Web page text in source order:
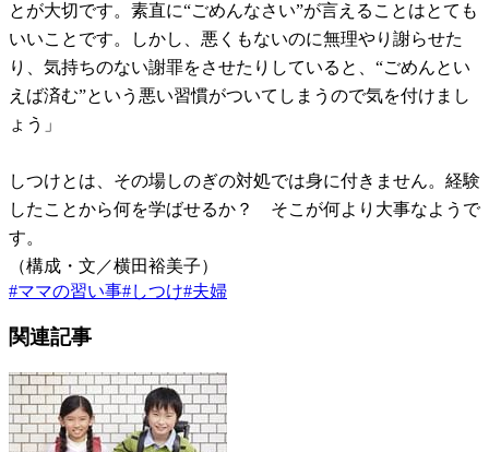
とが大切です。素直に“ごめんなさい”が言えることはとても
いいことです。しかし、悪くもないのに無理やり謝らせた
り、気持ちのない謝罪をさせたりしていると、“ごめんとい
えば済む”という悪い習慣がついてしまうので気を付けまし
ょう」
しつけとは、その場しのぎの対処では身に付きません。経験
したことから何を学ばせるか？ そこが何より大事なようで
す。
（構成・文／横田裕美子）
#ママの習い事#しつけ#夫婦
関連記事